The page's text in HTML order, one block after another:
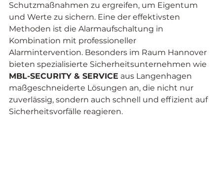
Schutzmaßnahmen zu ergreifen, um Eigentum
und Werte zu sichern. Eine der effektivsten
Methoden ist die Alarmaufschaltung in
Kombination mit professioneller
Alarmintervention. Besonders im Raum Hannover
bieten spezialisierte Sicherheitsunternehmen wie
MBL-SECURITY & SERVICE aus Langenhagen
maßgeschneiderte Lösungen an, die nicht nur
zuverlässig, sondern auch schnell und effizient auf
Sicherheitsvorfälle reagieren.